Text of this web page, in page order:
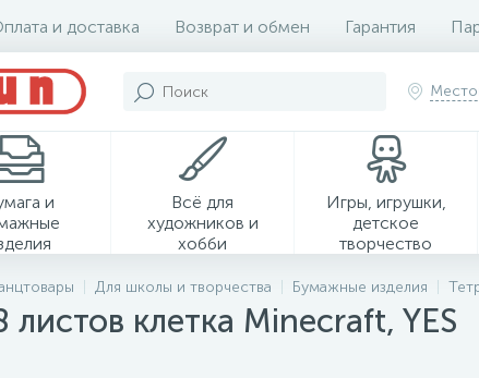
и доставка Возврат и обмен Гарантия
и
Всё для
художников и
хобби
Игры, игрушки,
детское
творчество
Для школы и творчества Бумажные изделия
листов клетка Minecraft, YES